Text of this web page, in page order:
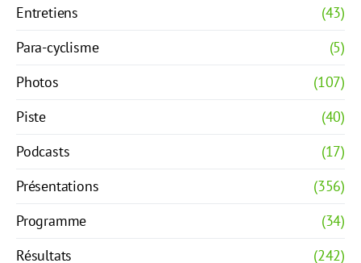
Entretiens
(43)
Para-cyclisme
(5)
Photos
(107)
Piste
(40)
Podcasts
(17)
Présentations
(356)
Programme
(34)
Résultats
(242)